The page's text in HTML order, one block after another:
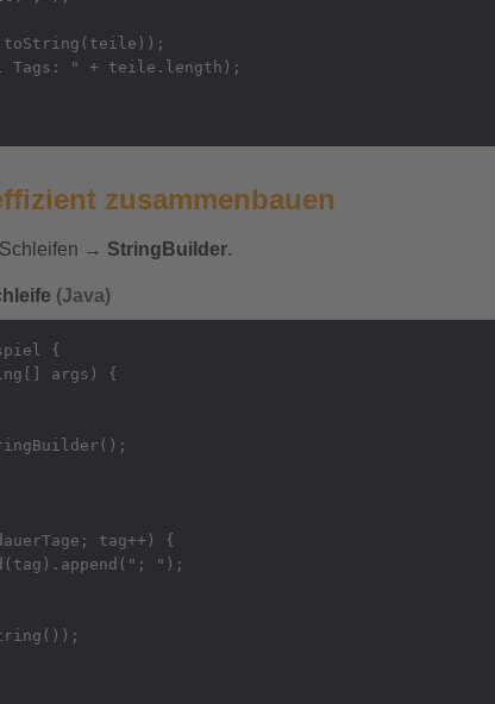
Tags: " + teile.length);
zusammenbauen
Schleifen → StringBuilder.
(Java)
{
args) {
tag++) {
");